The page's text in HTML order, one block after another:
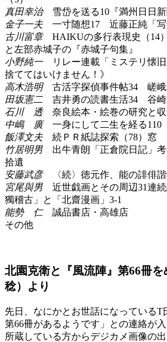
真田幸治雪岱を送る10『満州日日新
金子一夫一寸随想17 近藤正純「写
古川富章HAIKUの多行表現史（14
と左部赤城子の『赤城子句集』
小野純一リレー連載「ミステリ懐旧
捨ててはいけません！》
高木浩明古活字探偵事件帖34 嵯峨
田坂憲二吉井勇の読書生活34 谷崎
石川 透奈良絵本・絵巻の研究と収
中嶋 廣一身にして二生を経る110
飯澤文夫続ＰＲ紙誌探索（78）窓
竹居明男 出牛青朗「正倉院日記」
拾遺
安藤武彦〈続〉徳元作、能の誹俳諧
宮尾與男 近世戯画とその周辺31連
獨稽古」と「北齋漫画」3-1
能勢 仁誠品書店・高雄店
その他
北園克衛と『風流陣』第66冊
稔）より
先日、なにかとお世話になっているT
第66冊があるようです」との連絡が
所蔵している方からデジカメ画像の